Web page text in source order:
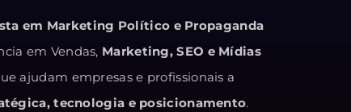
em Marketing Político e Propaganda
em Vendas, Marketing, SEO e Mídias
ajudam empresas e profissionais a
tecnologia e posicionamento.